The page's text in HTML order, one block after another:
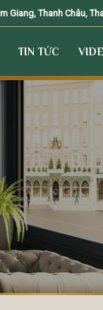
Giang, Thanh Châu,
TIN TỨC